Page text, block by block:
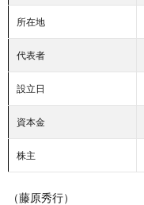
所在地
代表者
設立日
資本金
株主
（藤原秀行）